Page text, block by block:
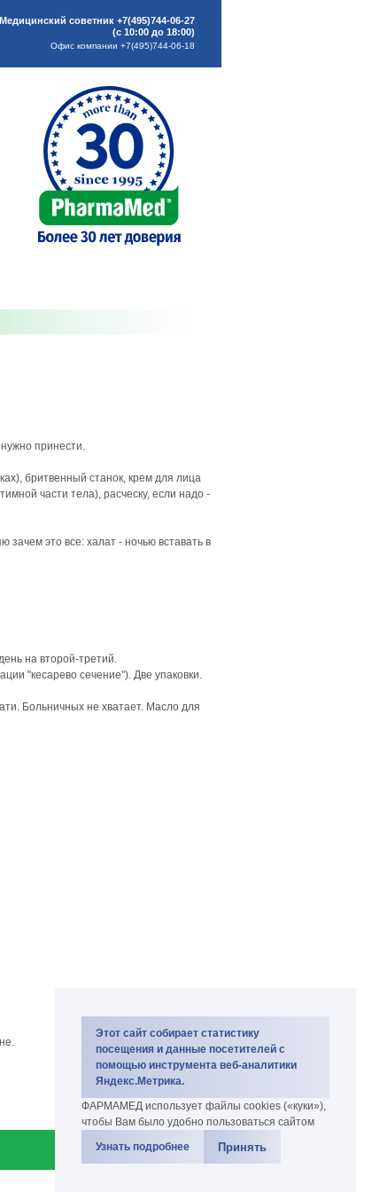
Этот сайт собирает статистику
посещения и данные посетителей с
помощью инструмента веб-аналитики
Яндекс.Метрика.
ФАРМАМЕД использует файлы cookies («куки»),
чтобы Вам было удобно пользоваться сайтом
Узнать подробнее
Принять
Медицинский советник +7(495)744-06-27
(с 10:00 до 18:00)
Офис компании +7(495)744-06-18
принести.
бритвенный станок, крем для лица
части тела), расческу, если надо -
это все: халат - ночью вставать в
на второй-третий.
"кесарево сечение"). Две упаковки.
Больничных не хватает. Масло для